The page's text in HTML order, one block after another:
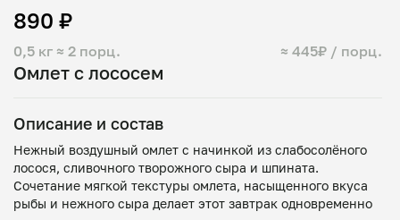
Омлет с лососем
0,5 кг ≈ 2 порц. ≈ 445₽ / порц.
890 ₽
Описание и состав
Нежный воздушный омлет с начинкой из слабосолёного
лосося, сливочного творожного сыра и шпината.
Сочетание мягкой текстуры омлета, насыщенного вкуса
рыбы и нежного сыра делает этот завтрак одновременно